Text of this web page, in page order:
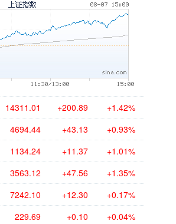
14311.01 +200.89 +1.42%
4694.44 +43.13 +0.93%
1134.24 +11.37 +1.01%
3563.12 +47.56 +1.35%
7242.10 +12.30 +0.17%
229.69 +0.10 +0.04%